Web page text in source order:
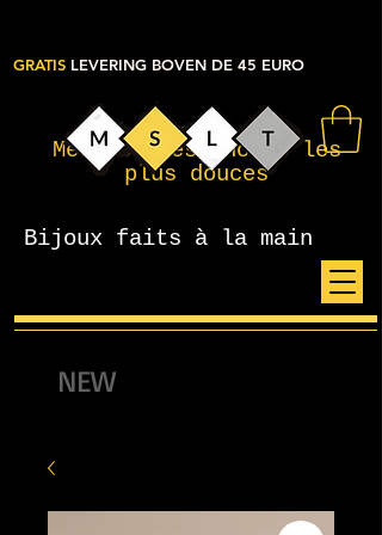
Mes petites choses les
plus douces
Bijoux faits à la main
GRATIS LEVERING BOVEN DE 45 EURO
NEW